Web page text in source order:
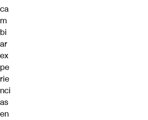
ca
m
bi
ar
ex
pe
rie
nci
as
en